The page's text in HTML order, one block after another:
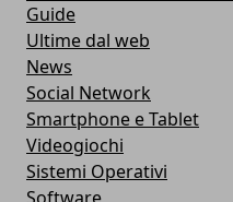
Guide
Ultime dal web
News
Social Network
Smartphone e Tablet
Videogiochi
Sistemi Operativi